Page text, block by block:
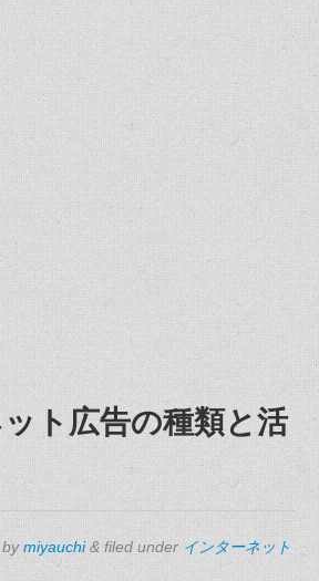
ト広告の種類と活
bymiyauchi & filed underインターネット